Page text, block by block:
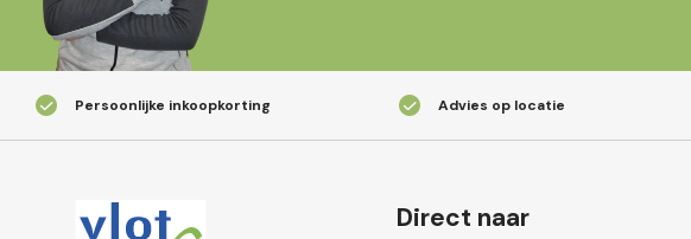
Persoonlijke inkoopkorting Advies op locatie
Direct naar